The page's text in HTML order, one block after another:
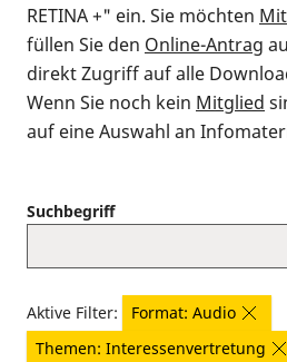
RETINA +" ein. Sie möchten
füllen Sie den Online-Antrag
direkt Zugriff auf alle
Wenn Sie noch kein Mitglied
auf eine Auswahl an
Suchbegriff
Aktive Filter:
Format: Audio
Themen: Interessenvertretung